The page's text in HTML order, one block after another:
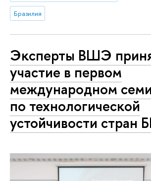
Бразилия
Эксперты ВШЭ
участие в первом
международном
по технологической
устойчивости стран